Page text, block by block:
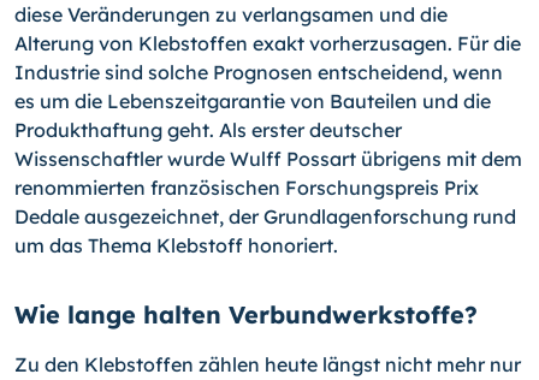
diese Ver­änderungen zu verlangsamen und die
Alterung von Kleb­stoffen exakt vorherzusagen. Für die
Industrie sind solche Prognosen entscheidend, wenn
es um die Lebenszeitgarantie von Bauteilen und die
Produkthaftung geht. Als erster deut­scher
Wissenschaftler wurde Wulff Possart übrigens mit dem
renom­mierten französischen Forschungspreis Prix
Dedale aus­gezeichnet, der Grundlagenforschung rund
um das Thema Klebstoff honoriert.
Wie lange halten Verbundwerkstoffe?
Zu den Klebstoffen zählen heute längst nicht mehr nur